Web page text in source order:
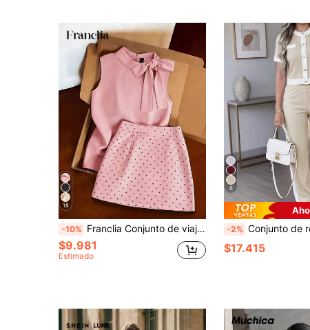
18
-10% Franclia Conjunto de viaje de color gris claro, top sin mangas de cuello alto combinado con falda mini de lunares. Silueta ajustada minimalista que acentúa la cintura. Tela suave y fluida. El detalle del lazo en la parte superior y los lunares distribuidos uniformemente en la falda muestran una artesanía refinada, un estilo sencillo pero elegante.
$9.981
Estimado
6
-2% Conjunto de ropa casual para mujer, diseño de bolsillo falso con botones de color contrastante, cuello redondo, manga
$17.415